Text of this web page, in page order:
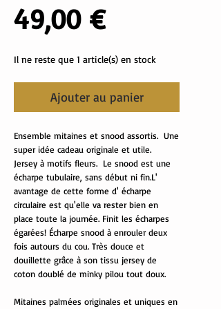
49,00 €Prix
Il ne reste que 1 article(s) en stock
Ajouter au panier
Ensemble mitaines et snood assortis. Une
super idée cadeau originale et utile.
Jersey à motifs fleurs. Le snood est une
écharpe tubulaire, sans début ni fin.L'
avantage de cette forme d' écharpe
circulaire est qu'elle va rester bien en
place toute la journée. Finit les écharpes
égarées! Écharpe snood à enrouler deux
fois autours du cou. Très douce et
douillette grâce à son tissu jersey de
coton doublé de minky pilou tout doux.
Mitaines palmées originales et uniques en